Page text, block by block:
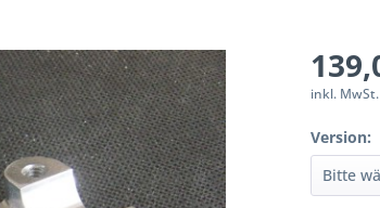
inkl.
Version: